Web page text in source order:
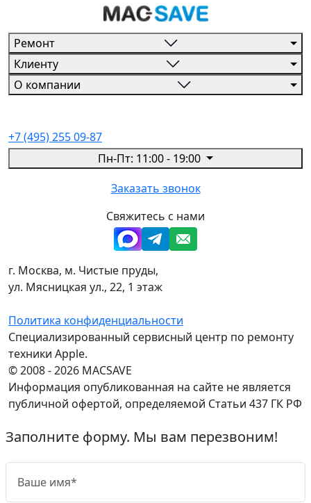
Ремонт
Клиенту
О компании
+7 (495) 255 09-87
Пн-Пт: 11:00 - 19:00
Заказать звонок
Свяжитесь с нами
г. Москва, м. Чистые пруды,
ул. Мясницкая ул., 22, 1 этаж
Политика конфиденциальности
Специализированный сервисный центр по ремонту
техники Apple.
© 2008 - 2026 MACSAVE
Информация опубликованная на сайте не является
публичной офертой, определяемой Статьи 437 ГК РФ
Заполните форму. Мы вам перезвоним!